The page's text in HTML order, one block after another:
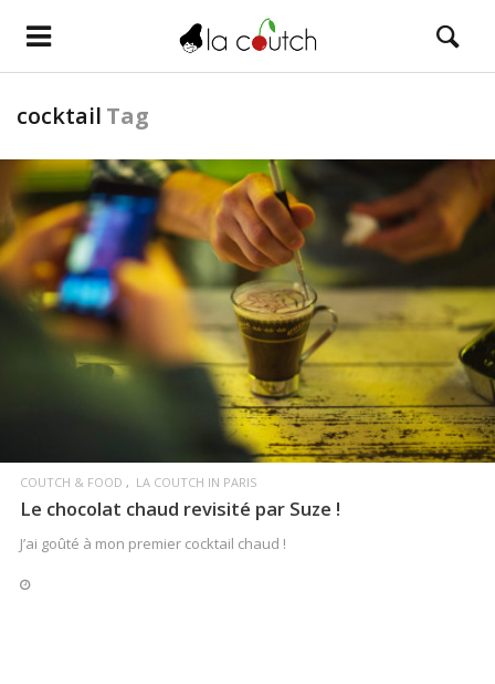
cocktail Tag
LIRE LA SUITE
COUTCH & FOOD LA COUTCH IN PARIS
Le chocolat chaud revisité par Suze !
J’ai goûté à mon premier cocktail chaud !